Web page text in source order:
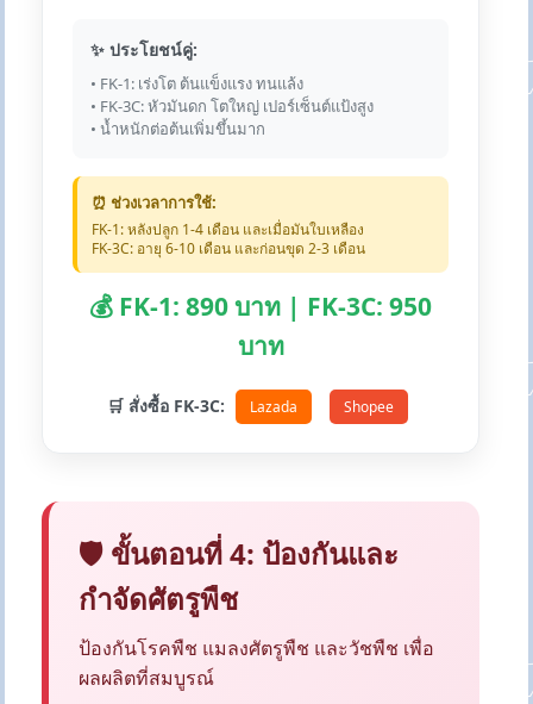
✨ ประโยชน์คู่:
• FK-1: เร่งโต ต้นแข็งแรง ทนแล้ง
• FK-3C: หัวมันดก โตใหญ่ เปอร์เซ็นต์แป้งสูง
• น้ำหนักต่อต้นเพิ่มขึ้นมาก
⏰ ช่วงเวลาการใช้:
FK-1: หลังปลูก 1-4 เดือน และเมื่อมันใบเหลือง
FK-3C: อายุ 6-10 เดือน และก่อนขุด 2-3 เดือน
💰 FK-1: 890 บาท | FK-3C: 950
บาท
🛒 สั่งซื้อ FK-3C: Lazada Shopee
🛡️ ขั้นตอนที่ 4: ป้องกันและ
กำจัดศัตรูพืช
ป้องกันโรคพืช แมลงศัตรูพืช และวัชพืช เพื่อ
ผลผลิตที่สมบูรณ์